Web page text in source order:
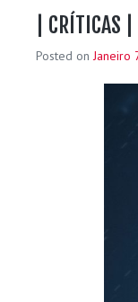
|
Posted onJaneiro